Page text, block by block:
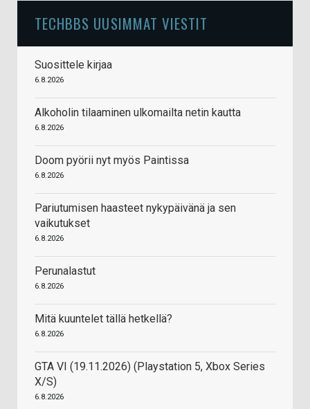
TECHBBS UUSIMMAT VIESTIT
Suosittele kirjaa
6.8.2026
Alkoholin tilaaminen ulkomailta netin kautta
6.8.2026
Doom pyörii nyt myös Paintissa
6.8.2026
Pariutumisen haasteet nykypäivänä ja sen
vaikutukset
6.8.2026
Perunalastut
6.8.2026
Mitä kuuntelet tällä hetkellä?
6.8.2026
GTA VI (19.11.2026) (Playstation 5, Xbox Series
X/S)
6.8.2026